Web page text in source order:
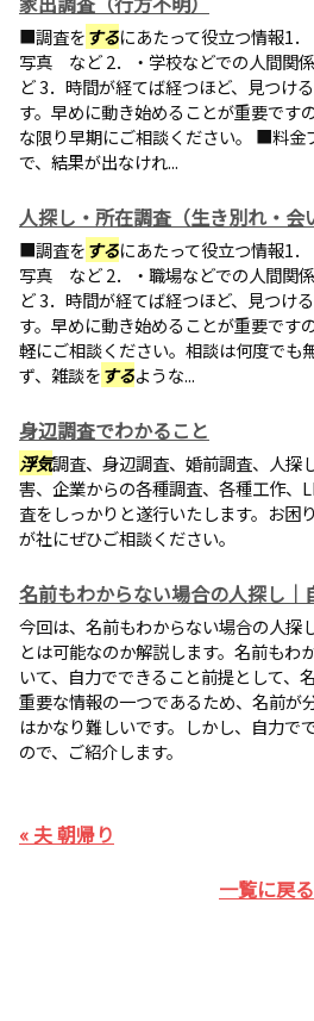
■調査をするにあたって役立つ情報1
写真 など 2．・学校などでの人間関
ど 3．時間が経てば経つほど、見つけ
す。早めに動き始めることが重要です
な限り早期にご相談ください。 ■料金
で、結果が出なけれ...
人探し・所在調査（生き別れ・会
■調査をするにあたって役立つ情報1
写真 など 2．・職場などでの人間関
ど 3．時間が経てば経つほど、見つけ
す。早めに動き始めることが重要です
軽にご相談ください。相談は何度でも
ず、雑談をするような...
身辺調査でわかること
浮気調査、身辺調査、婚前調査、人探
害、企業からの各種調査、各種工作、
査をしっかりと遂行いたします。お困
が社にぜひご相談ください。
名前もわからない場合の人探し｜
今回は、名前もわからない場合の人探
とは可能なのか解説します。名前もわ
いて、自力でできること前提として、
重要な情報の一つであるため、名前が
はかなり難しいです。しかし、自力で
ので、ご紹介します。
« 夫 朝帰り
一覧に戻る